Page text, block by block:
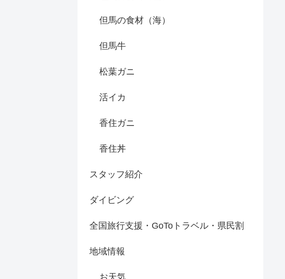
但馬の食材（海）
但馬牛
松葉ガニ
活イカ
香住ガニ
香住丼
スタッフ紹介
ダイビング
全国旅行支援・GoToトラベル・県民割
地域情報
お天気